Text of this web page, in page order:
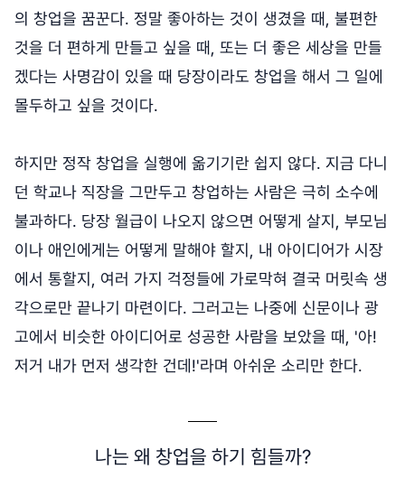
의 창업을 꿈꾼다. 정말 좋아하는 것이 생겼을 때, 불편한
것을 더 편하게 만들고 싶을 때, 또는 더 좋은 세상을 만들
겠다는 사명감이 있을 때 당장이라도 창업을 해서 그 일에
몰두하고 싶을 것이다.
하지만 정작 창업을 실행에 옮기기란 쉽지 않다. 지금 다니
던 학교나 직장을 그만두고 창업하는 사람은 극히 소수에
불과하다. 당장 월급이 나오지 않으면 어떻게 살지, 부모님
이나 애인에게는 어떻게 말해야 할지, 내 아이디어가 시장
에서 통할지, 여러 가지 걱정들에 가로막혀 결국 머릿속 생
각으로만 끝나기 마련이다. 그러고는 나중에 신문이나 광
고에서 비슷한 아이디어로 성공한 사람을 보았을 때, '아!
저거 내가 먼저 생각한 건데!'라며 아쉬운 소리만 한다.
나는 왜 창업을 하기 힘들까?